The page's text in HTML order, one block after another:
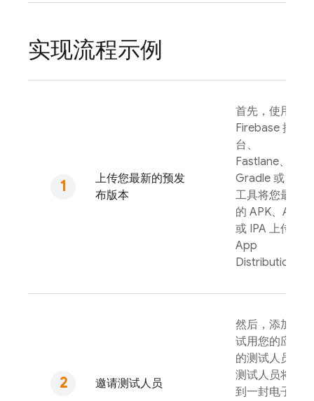
实现流程示例
上传您最新的预发
布版本
首先，使用
Firebase 控制
台、
Fastlane、
Gradle 或 CLI
工具将您最新
的 APK、AAB
或 IPA 上传到
App
Distribution
邀请测试人员
然后，添加要
试用您的应用
的测试人员。
测试人员将收
到一封电子邮